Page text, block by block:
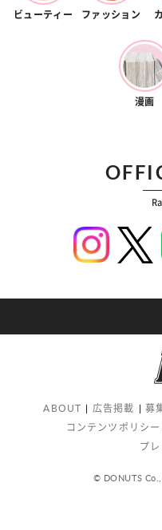
ビューティー ファッション
漫画
ABOUT 広告掲載 募
コンテンツポリシー
プ
© DONUTS